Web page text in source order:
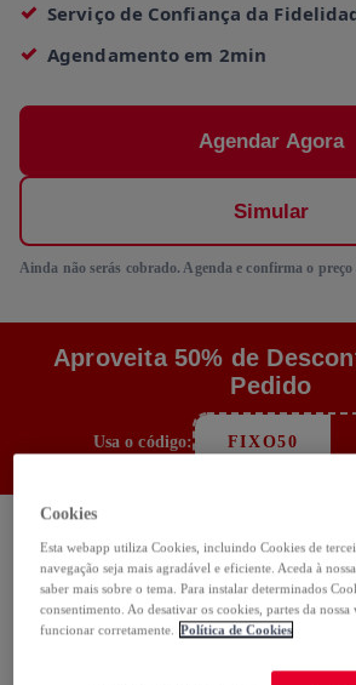
Serviço de Confiança da
Agendamento em 2min
Agendar Agora
Simular
Ainda não serás cobrado. Agenda e confirma o preço
Aproveita 50% de
Pedido
Usa o código: FIXO50
Como
Cookies
Esta webapp utiliza Cookies, incluindo Cookies de
navegação seja mais agradável e eficiente. Aceda à
saber mais sobre o tema. Para instalar determinados
consentimento. Ao desativar os cookies, partes da nossa
funcionar corretamente. Política de Cookies